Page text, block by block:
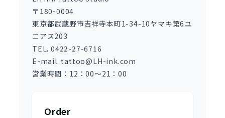
〒180-0004
東京都武蔵野市吉祥寺本町1-34-10ヤマキ第6ユ
ニアス203
TEL. 0422-27-6716
E-mail. tattoo@LH-ink.com
営業時間：12：00～21：00
Order